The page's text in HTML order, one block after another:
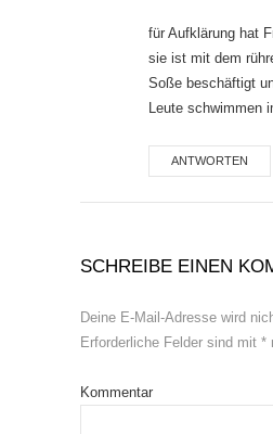
für Aufklärung hat
sie ist mit dem
Soße beschäftigt
Leute schwimmen
ANTWORTEN
SCHREIBE EINEN
Deine E-Mail-Adresse wird
Erforderliche Felder sind mit *
Kommentar